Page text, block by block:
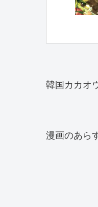
韓国カカオ
漫画のあら